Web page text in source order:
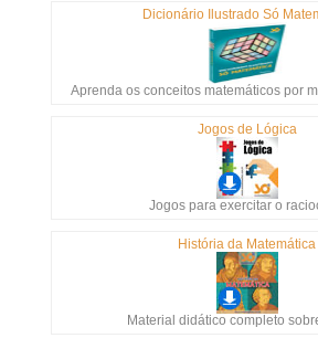
Dicionário Ilustrado Só
Aprenda os conceitos matemáticos por
Jogos de Lógica
Jogos para exercitar o
História da Matemática
Material didático completo